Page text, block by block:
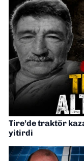
Tire’de traktör
yitirdi